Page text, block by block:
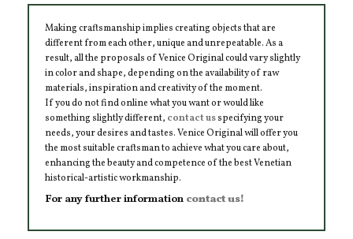
Making craftsmanship implies creating objects that are
different from each other, unique and unrepeatable. As a
result, all the proposals of Venice Original could vary slightly
in color and shape, depending on the availability of raw
materials, inspiration and creativity of the moment.
If you do not find online what you want or would like
something slightly different, contact usspecifying your
needs, your desires and tastes. Venice Original will offer you
the most suitable craftsman to achieve what you care about,
enhancing the beauty and competence of the best Venetian
historical-artistic workmanship.
For any further information contact us!